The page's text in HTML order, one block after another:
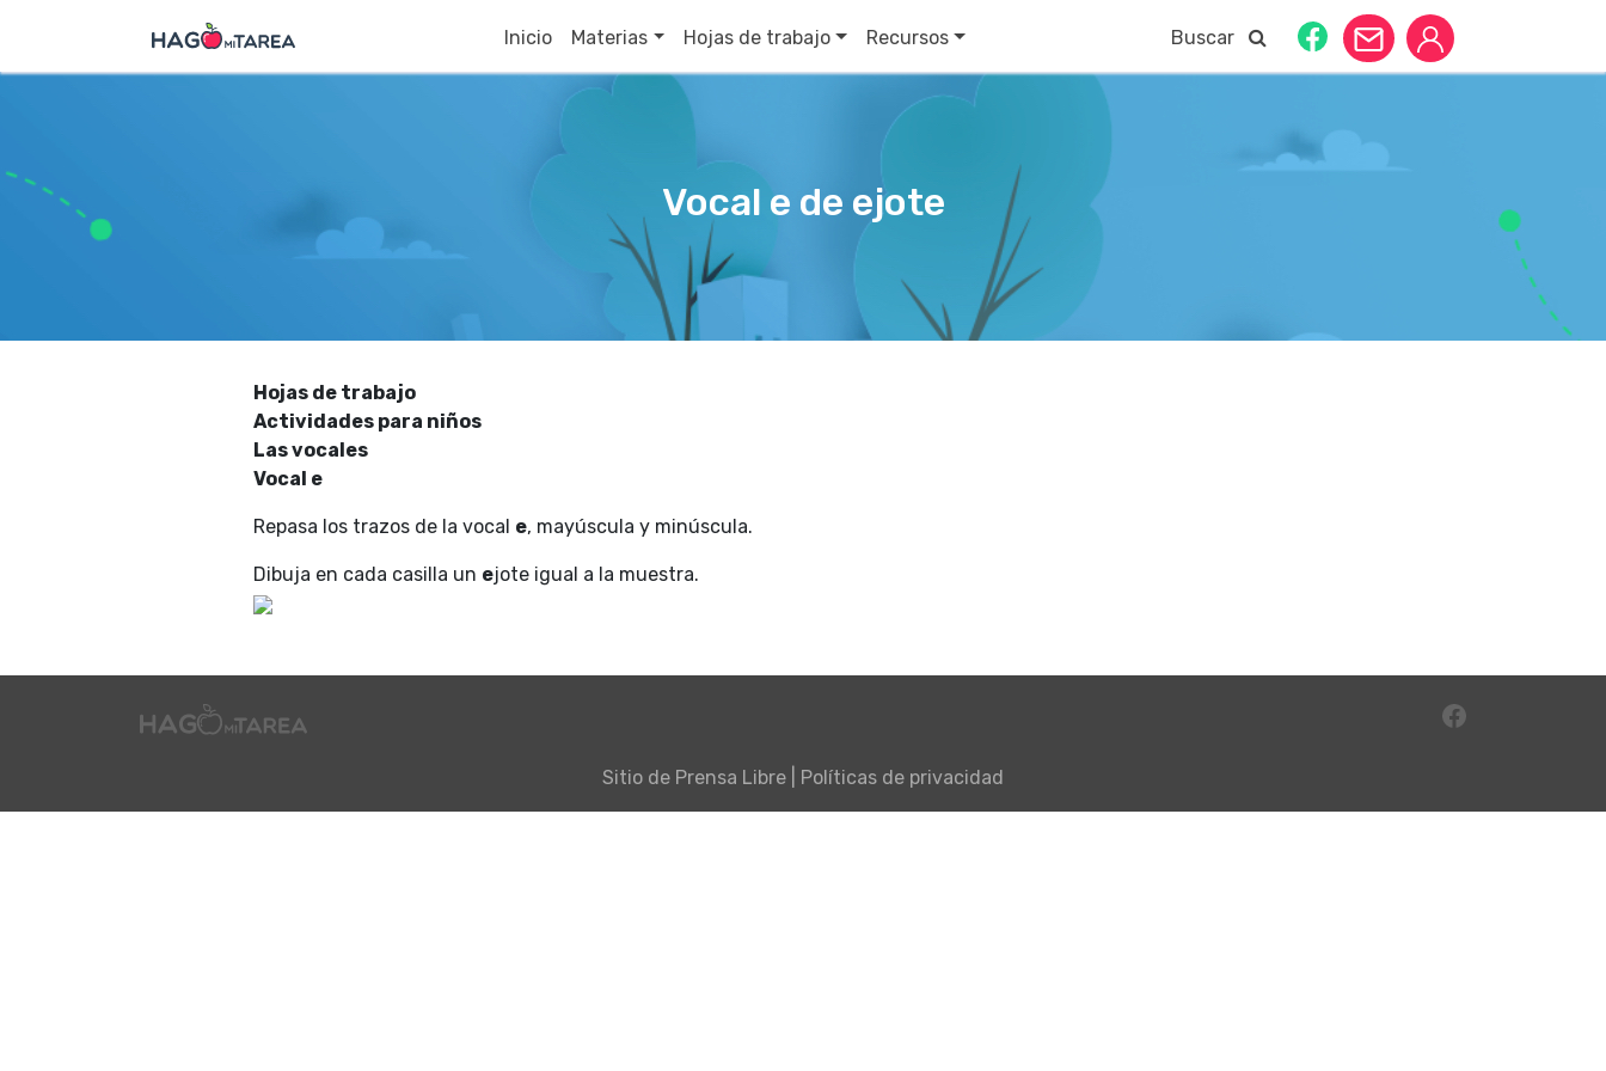
Inicio Materias Hojas de trabajo Recursos Buscar
Vocal e de ejote
Hojas de trabajo
Actividades para niños
Las vocales
Vocal e
Repasa los trazos de la vocal e, mayúscula y minúscula.
Dibuja en cada casilla un ejote igual a la muestra.
Sitio de Prensa Libre Políticas de privacidad